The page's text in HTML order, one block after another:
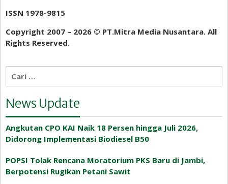
ISSN 1978-9815
Copyright 2007 – 2026 ©️ PT.Mitra Media Nusantara. All
Rights Reserved.
untuk:
News Update
Angkutan CPO KAI Naik 18 Persen hingga Juli 2026,
Didorong Implementasi Biodiesel B50
POPSI Tolak Rencana Moratorium PKS Baru di Jambi,
Berpotensi Rugikan Petani Sawit